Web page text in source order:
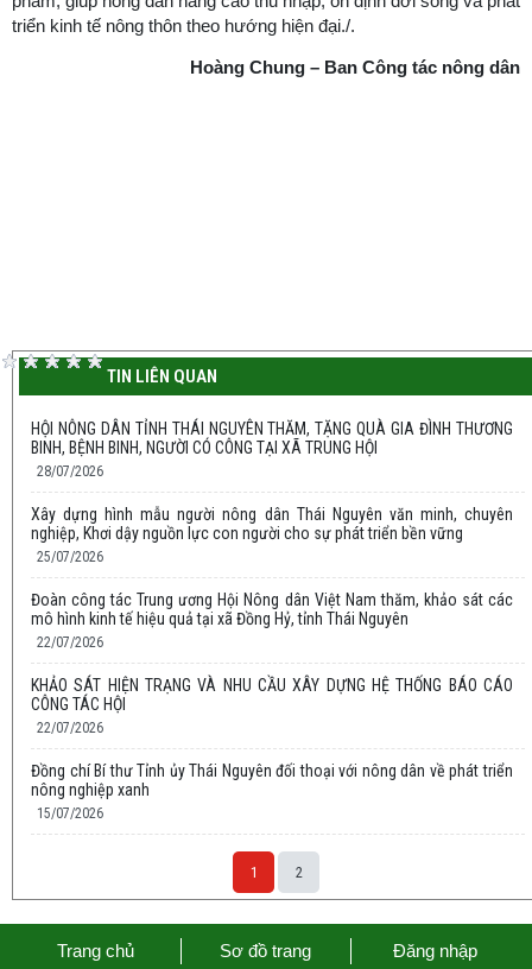
triển kinh tế nông thôn theo hướng hiện đại./.
Hoàng Chung – Ban Công tác nông dân
TIN LIÊN QUAN
HỘI NÔNG DÂN TỈNH THÁI NGUYÊN THĂM, TẶNG QUÀ GIA ĐÌNH THƯƠNG
BINH, BỆNH BINH, NGƯỜI CÓ CÔNG TẠI XÃ TRUNG HỘI
28/07/2026
Xây dựng hình mẫu người nông dân Thái Nguyên văn minh, chuyên
nghiệp, Khơi dậy nguồn lực con người cho sự phát triển bền vững
25/07/2026
Đoàn công tác Trung ương Hội Nông dân Việt Nam thăm, khảo sát các
mô hình kinh tế hiệu quả tại xã Đồng Hỷ, tỉnh Thái Nguyên
22/07/2026
KHẢO SÁT HIỆN TRẠNG VÀ NHU CẦU XÂY DỰNG HỆ THỐNG BÁO CÁO
CÔNG TÁC HỘI
22/07/2026
Đồng chí Bí thư Tỉnh ủy Thái Nguyên đối thoại với nông dân về phát triển
nông nghiệp xanh
15/07/2026
1 2
Trang chủ Sơ đồ trang Đăng nhập